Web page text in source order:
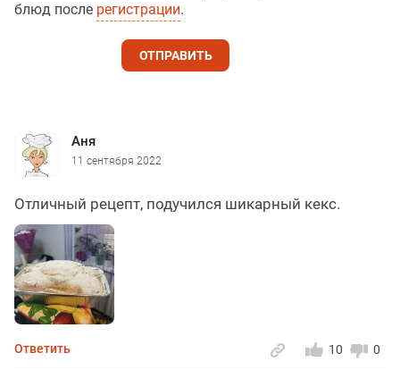
блюд после регистрации.
ОТПРАВИТЬ
Аня
11 сентября 2022
Отличный рецепт, подучился шикарный кекс.
0
10
Ответить